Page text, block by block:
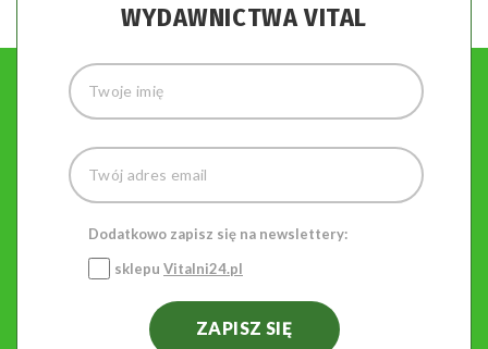
WYDAWNICTWA VITAL
Dodatkowo zapisz się na newslettery:
sklepu Vitalni24.pl
ZAPISZ SIĘ